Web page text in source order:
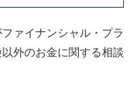
ァイナンシャル・プラ
外のお金に関する相談